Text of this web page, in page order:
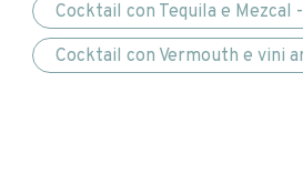
Cocktail con Tequila e Mezcal
Cocktail con Vermouth e vini